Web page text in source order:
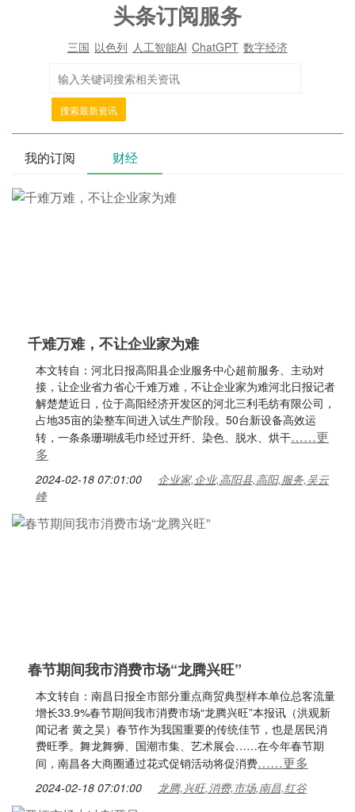
头条订阅服务
三国 以色列 人工智能AI ChatGPT 数字经济
搜索最新资讯
我的订阅 财经
千难万难，不让企业家为难
本文转自：河北日报高阳县企业服务中心超前服务、主动对
接，让企业省力省心千难万难，不让企业家为难河北日报记者
解楚楚近日，位于高阳经济开发区的河北三利毛纺有限公司，
占地35亩的染整车间进入试生产阶段。50台新设备高效运
转，一条条珊瑚绒毛巾经过开纤、染色、脱水、烘干……更
多
2024-02-18 07:01:00
企业家,企业,高阳县,高阳,服务,吴云
峰
春节期间我市消费市场“龙腾兴旺”
本文转自：南昌日报全市部分重点商贸典型样本单位总客流量
增长33.9%春节期间我市消费市场“龙腾兴旺”本报讯（洪观新
闻记者 黄之昊）春节作为我国重要的传统佳节，也是居民消
费旺季。舞龙舞狮、国潮市集、艺术展会……在今年春节期
间，南昌各大商圈通过花式促销活动将促消费……更多
2024-02-18 07:01:00 龙腾,兴旺,消费,市场,南昌,红谷